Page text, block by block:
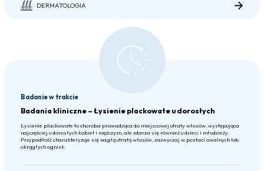
DERMATOLOGIA
Badanie w trakcie
Badania kliniczne – Łysienie plackowate u dorosłych
Łysienie plackowate to choroba prowadząca do miejscowej utraty włosów, występująca
najczęściej u dorosłych kobiet i mężczyzn, ale zdarza się również u dzieci i młodzieży.
Przypadłość charakteryzuje się nagłą utratą włosów, zazwyczaj w postaci owalnych lub
okrągłych ognisk.